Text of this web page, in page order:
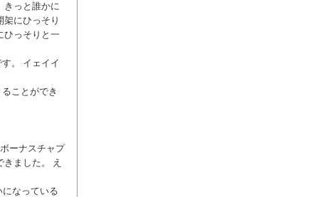
きっと誰かに
にひっそり
ひっそりと一
。 イェイイ
ことができ
ーナスチャプ
ました。 え
なっている